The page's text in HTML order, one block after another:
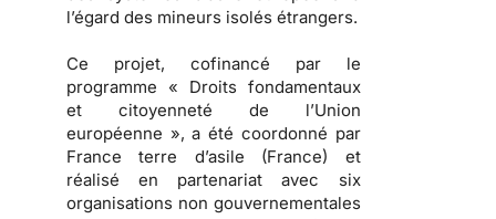
l’égard des mineurs isolés étrangers.
Ce projet, cofinancé par le
programme « Droits fondamentaux
et citoyenneté de l’Union
européenne », a été coordonné par
France terre d’asile (France) et
réalisé en partenariat avec six
organisations non gouvernementales